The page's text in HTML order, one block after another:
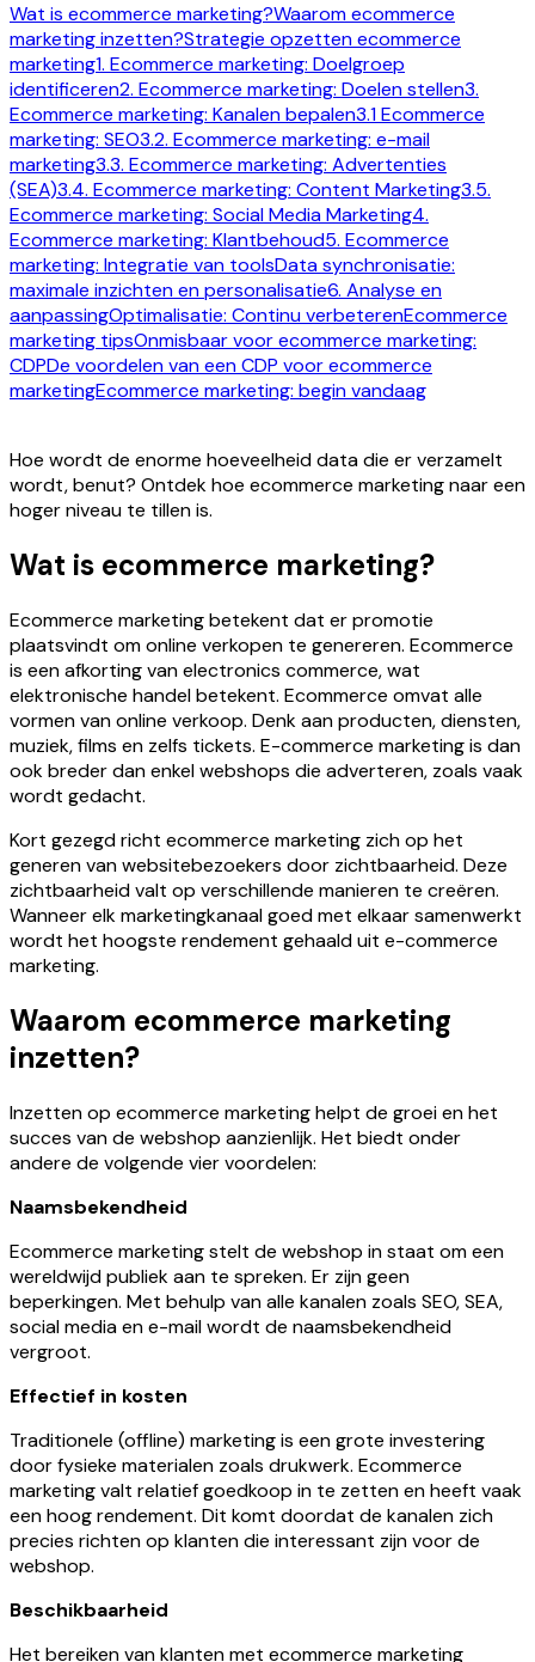
Wat is ecommerce marketing?Waarom ecommerce
marketing inzetten?Strategie opzetten ecommerce
marketing1. Ecommerce marketing: Doelgroep
identificeren2. Ecommerce marketing: Doelen stellen3.
Ecommerce marketing: Kanalen bepalen3.1 Ecommerce
marketing: SEO3.2. Ecommerce marketing: e-mail
marketing3.3. Ecommerce marketing: Advertenties
(SEA)3.4. Ecommerce marketing: Content Marketing3.5.
Ecommerce marketing: Social Media Marketing4.
Ecommerce marketing: Klantbehoud5. Ecommerce
marketing: Integratie van toolsData synchronisatie:
maximale inzichten en personalisatie6. Analyse en
aanpassingOptimalisatie: Continu verbeterenEcommerce
marketing tipsOnmisbaar voor ecommerce marketing:
CDPDe voordelen van een CDP voor ecommerce
marketingEcommerce marketing: begin vandaag
Hoe wordt de enorme hoeveelheid data die er verzamelt
wordt, benut? Ontdek hoe ecommerce marketing naar een
hoger niveau te tillen is.
Wat is ecommerce marketing?
Ecommerce marketing betekent dat er promotie
plaatsvindt om online verkopen te genereren. Ecommerce
is een afkorting van electronics commerce, wat
elektronische handel betekent. Ecommerce omvat alle
vormen van online verkoop. Denk aan producten, diensten,
muziek, films en zelfs tickets. E-commerce marketing is dan
ook breder dan enkel webshops die adverteren, zoals vaak
wordt gedacht.
Kort gezegd richt ecommerce marketing zich op het
generen van websitebezoekers door zichtbaarheid. Deze
zichtbaarheid valt op verschillende manieren te creëren.
Wanneer elk marketingkanaal goed met elkaar samenwerkt
wordt het hoogste rendement gehaald uit e-commerce
marketing.
Waarom ecommerce marketing
inzetten?
Inzetten op ecommerce marketing helpt de groei en het
succes van de webshop aanzienlijk. Het biedt onder
andere de volgende vier voordelen:
Naamsbekendheid
Ecommerce marketing stelt de webshop in staat om een
wereldwijd publiek aan te spreken. Er zijn geen
beperkingen. Met behulp van alle kanalen zoals SEO, SEA,
social media en e-mail wordt de naamsbekendheid
vergroot.
Effectief in kosten
Traditionele (offline) marketing is een grote investering
door fysieke materialen zoals drukwerk. Ecommerce
marketing valt relatief goedkoop in te zetten en heeft vaak
een hoog rendement. Dit komt doordat de kanalen zich
precies richten op klanten die interessant zijn voor de
webshop.
Beschikbaarheid
Het bereiken van klanten met ecommerce marketing